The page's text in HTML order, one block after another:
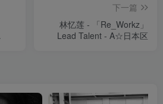
下一篇
林忆莲 - 「Re_Workz」
Lead Talent - A☆日本区